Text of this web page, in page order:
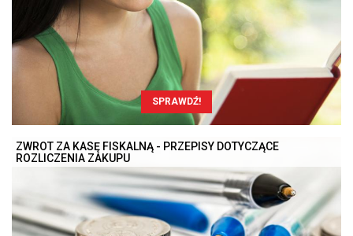
SPRAWDŹ!
ZWROT ZA KASĘ FISKALNĄ - PRZEPISY DOTYCZĄCE
ROZLICZENIA ZAKUPU